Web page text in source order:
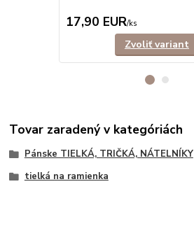
17,90 EUR/ks
Zvoliť variant
Tovar zaradený v kategóriách
Pánske TIELKÁ, TRIČKÁ, NÁTELNÍKY
tielká na ramienka